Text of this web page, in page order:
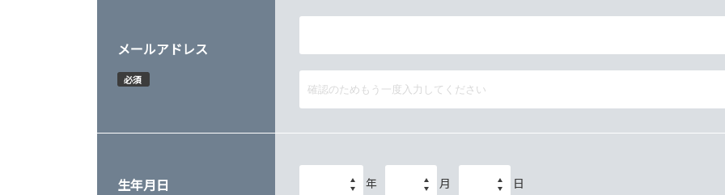
メールアドレス
必須
生年月日 年 月 日